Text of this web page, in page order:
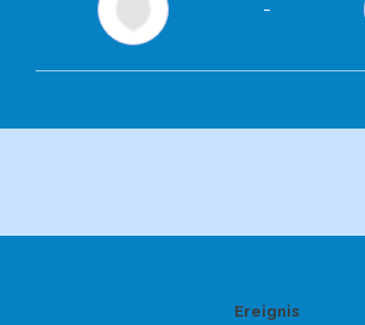
-
Ereignis